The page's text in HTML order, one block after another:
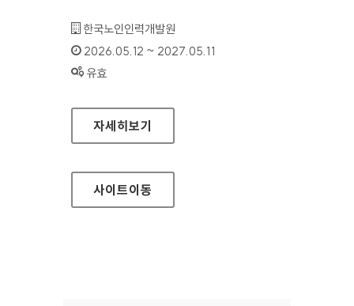
기관명 :
한국노인인력개발원
인증기간 :
2026.05.12 ~ 2027.05.11
상태 :
유효
한국노인인력개발원(모바일웹)
자세히보기
사이트이동